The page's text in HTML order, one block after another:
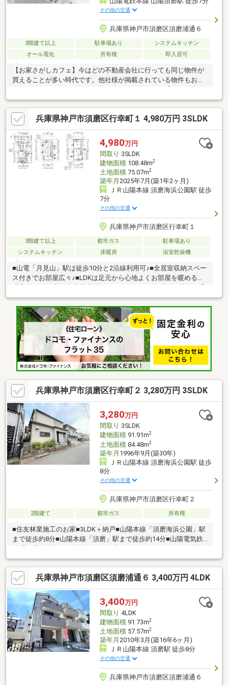
その他の交通
兵庫県神戸市須磨区須磨浦通６
3階建て以上 駐車場あり
システムキッチン
オール電化
所有権 即入居可
【お家さがしカフェ】今はどの不動産会社に行っても同じ物件が
買えることが多い時代です。他社様が掲載されている物件もお取
に出会うか」も大切ですが、「どんな人と探すか」が大切だと私
達は考えています。物件の見学だけでは見えない本当に正しい知
識や、プロだからわかる納得いくお家の探し方等を無料講座や相
談会でお話しています。皆さん最初はわからないところからお家
探しをスタートされます。小さなことでも結構です。私達になん
でも相談してください！自分の家族の家を探すようにお手伝いい
たします。一緒に楽しくお家を探しましょう！詳細は【HP】へ
兵庫県神戸市須磨区行幸町１ 4,980万円 3SLDK
4,980万円
間取り 3SLDK
建物面積108.48m2
土地面積75.07m2
築年月 2025年7月(築1年2ヶ月)
ＪＲ山陽本線 須磨海浜公園駅 徒歩
7分
その他の交通
兵庫県神戸市須磨区行幸町１
3階建て以上 都市ガス
駐車場あり
システムキッチン
床暖房 浴室乾燥機
■山電「月見山」駅は徒歩10分と2沿線利用可♪■全居室収納スペー
ス付きでお部屋広々♪■LDKは足元から心地よくお部屋を暖める床
け取れるので便利です♪■タッチレスハンドシャワー水栓、洗面所
ホスクリーン、 スマートロックシステムやカップボード等、設
備充実で新生活をサポート♪当社スタッフと一緒に、お客様の新生
活に相応しいマイホームを探しましょう。住まい探しを全力でサ
ポート致しますので、まずはお気軽にご連絡ください。
兵庫県神戸市須磨区行幸町２ 3,280万円 3SLDK
3,280万円
間取り 3SLDK
建物面積91.91m2
土地面積84.48m2
築年月 1996年9月(築30年)
ＪＲ山陽本線 須磨海浜公園駅 徒歩
8分
その他の交通
兵庫県神戸市須磨区行幸町２
2階建て 都市ガス 所有権
■住友林業施工のお家■3LDK＋納戸■山陽本線「須磨海浜公園」駅
まで徒歩約8分■山陽本線「須磨」駅まで徒歩約14分■山陽電気鉄
ビング 電動シャッター付き～周辺環境～・コープ須磨まで徒歩
約6分・マックスバリュ須磨店まで徒歩約13分・ローソン月見山
本町店まで徒歩約5分・神戸西須磨郵便局まで徒歩約7分
兵庫県神戸市須磨区須磨浦通６ 3,400万円 4LDK
3,400万円
間取り 4LDK
建物面積91.73m2
土地面積57.57m2
築年月 2010年3月(築16年6ヶ月)
ＪＲ山陽本線 須磨駅 徒歩8分
その他の交通
兵庫県神戸市須磨区須磨浦通６